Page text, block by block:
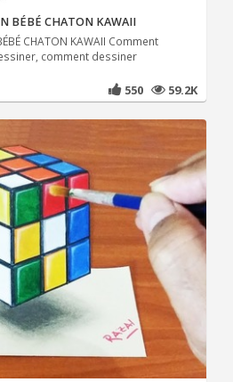
BÉBÉ CHATON KAWAII
CHATON KAWAII Comment
comment dessiner
550 59.2K